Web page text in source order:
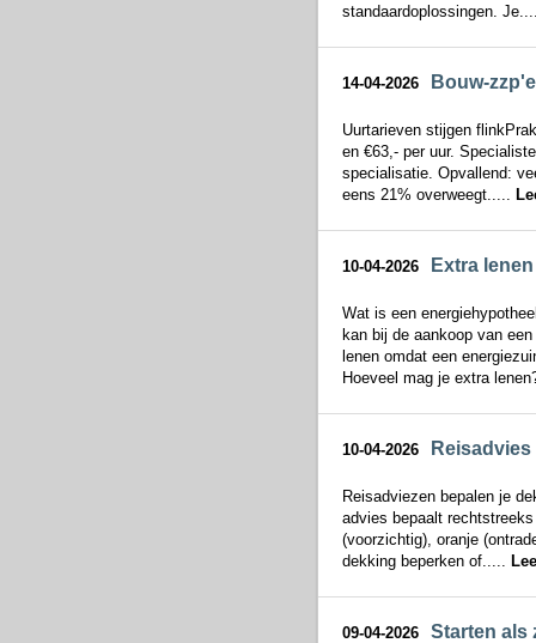
standaardoplossingen.
14-04-2026 Bouw-
Uurtarieven stijgen
en €63,- per uur.
specialisatie. Opvallend:
eens 21% overweegt.....
10-04-2026 Extra
Wat is een
kan bij de aankoop van
lenen omdat een
Hoeveel mag je extra
10-04-2026
Reisadviezen bepalen je
advies bepaalt
(voorzichtig), oranje
dekking beperken of.....
09-04-2026 Starten als